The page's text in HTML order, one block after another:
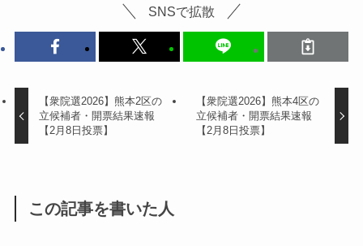
SNSで拡散
【衆院選2026】熊本2区の
立候補者・開票結果速報
【2月8日投票】
【衆院選2026】熊本4区の
立候補者・開票結果速報
【2月8日投票】
この記事を書いた人